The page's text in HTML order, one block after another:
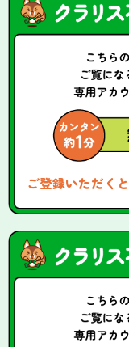
ご登録いただくと